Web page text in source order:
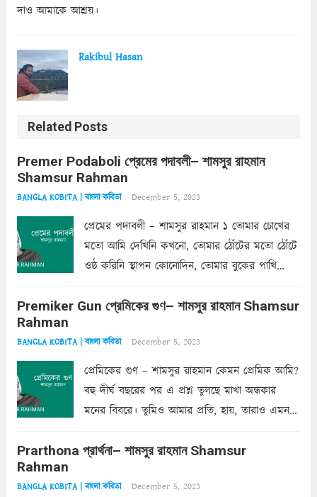
দাও আমাকে আশ্রয়।
Rakibul Hasan
Related Posts
Premer Podaboli প্রেমের পদাবলী– শামসুর রাহমান
Shamsur Rahman
BANGLA KOBITA | বাংলা কবিতা December 5, 2023
প্রেমের পদাবলী – শামসুর রাহমান ১ তোমার চোখের
মতো আমি দেখিনি কখনো, তোমার ঠোঁটের মতো ঠোঁটে
ওষ্ঠ করিনি স্থাপন কোনোদিন, তোমার বুকের পাখি
কোথাও কি এরকম ছায়া দেয় ক্লান্তির প্রহরে? মুছে
Premiker Gun প্রেমিকের গুণ– শামসুর রাহমান Shamsur
Rahman
BANGLA KOBITA | বাংলা কবিতা December 5, 2023
প্রেমিকের গুণ – শামসুর রাহমান কেমন প্রেমিক আমি?
বহু দীর্ঘ বছরের পর এ প্রশ্ন তুলছে মাখা অন্ধকার
মনের বিবরে। তুমিও আমার প্রতি, হায়, তারাও এমন
একান্ত জরুরি- নইলে একটি দেয়াল নিমেষেই ভীষণ
Prarthona প্রার্থনা– শামসুর রাহমান Shamsur
Rahman
BANGLA KOBITA | বাংলা কবিতা December 5, 2023